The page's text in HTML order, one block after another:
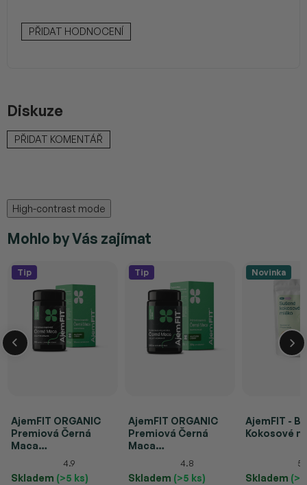
PŘIDAT HODNOCENÍ
Diskuze
PŘIDAT KOMENTÁŘ
High-contrast mode
Mohlo by Vás zajímat
Tip
AjemFIT ORGANIC
Premiová Černá
Maca
(Želatinizovaná) – 90
kapslí (67,5g)
4.9
Skladem (>5 ks)
Tip
AjemFIT ORGANIC
Premiová Černá
Maca
(Želatinizovaná) - v
prášku (300g)
4.8
Skladem (>5 ks)
Novinka
AjemFIT -
Kokosové
Skladem